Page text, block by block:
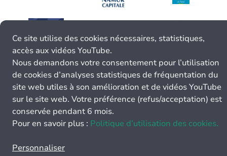
Ce site utilise des cookies nécessaires, statistiques,
accès aux vidéos YouTube.
Nous demandons votre consentement pour l’utilisation
de cookies d’analyses statistiques de fréquentation du
site web utiles à son amélioration et de vidéos YouTube
sur le site web. Votre préférence (refus/acceptation) est
conservée pendant 6 mois.
Pour en savoir plus : Politique d’utilisation des cookies.
Personnaliser